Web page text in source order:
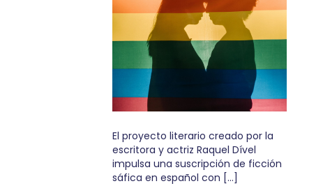
El proyecto literario creado por la
escritora y actriz Raquel Dível
impulsa una suscripción de ficción
sáfica en español con […]